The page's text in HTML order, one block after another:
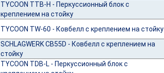
TYCOON TTB-H - Перкуссионный блок с
креплением на стойку
TYCOON TW-60 - Ковбелл с креплением на стойку
SCHLAGWERK CB55D - Ковбелл с креплением на
стойку
TYCOON TDB-L - Перкуссионный блок с